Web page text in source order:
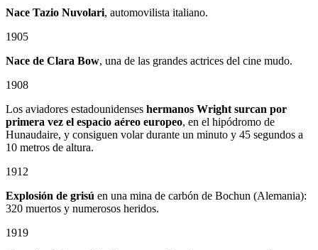
Nace Tazio Nuvolari, automovilista italiano.
1905
Nace de Clara Bow, una de las grandes actrices del cine mudo.
1908
Los aviadores estadounidenses hermanos Wright surcan por
primera vez el espacio aéreo europeo, en el hipódromo de
Hunaudaire, y consiguen volar durante un minuto y 45 segundos a
10 metros de altura.
1912
Explosión de grisú en una mina de carbón de Bochun (Alemania):
320 muertos y numerosos heridos.
1919